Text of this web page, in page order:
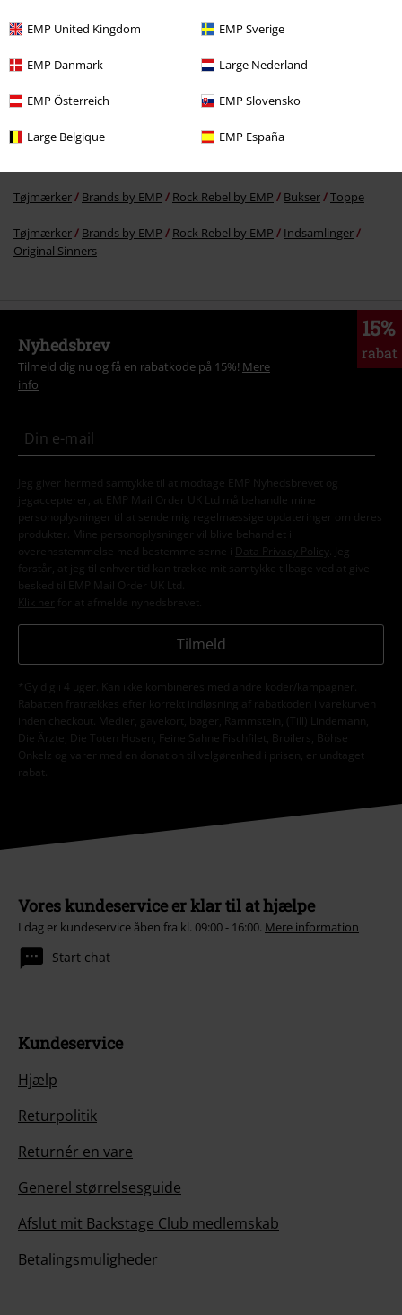
EMP United Kingdom EMP Sverige
EMP Danmark Large Nederland
EMP Österreich EMP Slovensko
Large Belgique EMP España
Tøjmærker Herre
Tøjmærker Brands by EMP Herre Rock Rebel by EMP
Tøjmærker Brands by EMP Rock Rebel by EMP Bukser Toppe
Tøjmærker Brands by EMP Rock Rebel by EMP
Indsamlinger
Original Sinners
15%
rabat
Nyhedsbrev
Tilmeld dig nu og få en rabatkode på 15%! Mere
info
Jeg giver hermed samtykke til at modtage EMP Nyhedsbrevet og
jegaccepterer, at EMP Mail Order UK Ltd må behandle mine
personoplysninger til at sende mig regelmæssige opdateringer om deres
produkter. Mine personoplysninger vil blive behandlet i
overensstemmelse med bestemmelserne i
Data Privacy Policy
. Jeg
forstår, at jeg til enhver tid kan trække mit samtykke tilbage ved at give
besked til EMP Mail Order UK Ltd.
Klik her
for at afmelde nyhedsbrevet.
Tilmeld
*Gyldig i 4 uger. Kan ikke kombineres med andre koder/kampagner.
Rabatten fratrækkes efter korrekt indløsning af rabatkoden i varekurven
inden checkout. Medier, gavekort, bøger, Rammstein, (Till) Lindemann,
Die Ärzte, Die Toten Hosen, Feine Sahne Fischfilet, Broilers, Böhse
Onkelz og varer med en donation til velgørenhed i prisen, er undtaget
rabat.
Vores kundeservice er klar til at hjælpe
I dag er kundeservice åben fra kl. 09:00 - 16:00. Mere information
Start chat
Kundeservice
Hjælp
Returpolitik
Returnér en vare
Generel størrelsesguide
Afslut mit Backstage Club medlemskab
Betalingsmuligheder